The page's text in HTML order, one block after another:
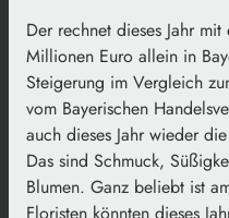
Der rechnet dieses Jahr
Millionen Euro allein in
Steigerung im Vergleich
vom Bayerischen
auch dieses Jahr wieder
Das sind Schmuck,
Blumen. Ganz beliebt ist
Floristen könnten dieses